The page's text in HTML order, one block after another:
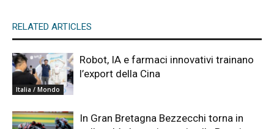
RELATED ARTICLES
Italia / Mondo
Robot, IA e farmaci innovativi trainano
l’export della Cina
In Gran Bretagna Bezzecchi torna in